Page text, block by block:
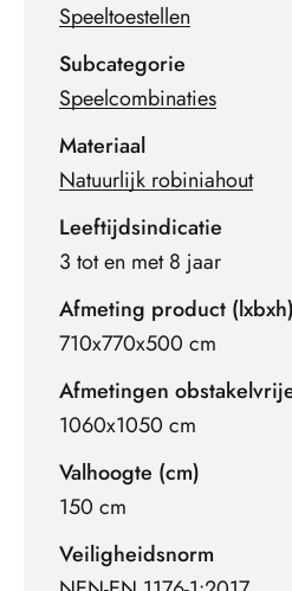
Speeltoestellen
Subcategorie
Speelcombinaties
Materiaal
Natuurlijk robiniahout
Leeftijdsindicatie
3 tot en met 8 jaar
Afmeting product (lxbxh)
710x770x500 cm
Afmetingen
1060x1050 cm
Valhoogte (cm)
150 cm
Veiligheidsnorm